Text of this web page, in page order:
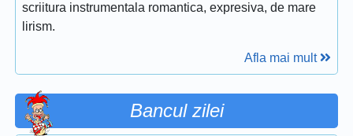
scriitura instrumentala romantica, expresiva, de mare
lirism.
Afla mai mult
Bancul zilei